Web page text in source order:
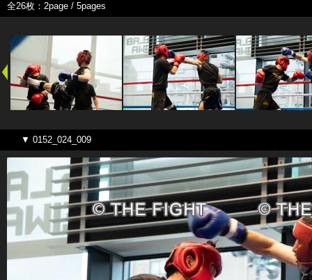
全26枚：2page / 5pages
▼ 0152_024_009